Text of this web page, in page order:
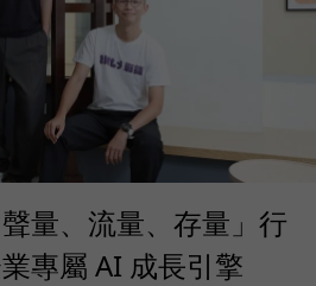
量、流量、存量」行
專屬 AI 成長引擎